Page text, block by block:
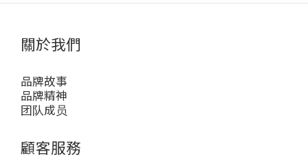
關於我們
品牌故事
品牌精神
团队成员
顧客服務